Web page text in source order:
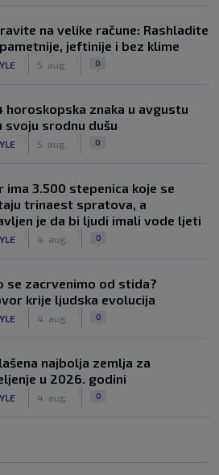
na velike račune: Rashladite
jeftinije i bez klime
5. aug. 0
horoskopska znaka u avgustu
svoju srodnu dušu
5. aug. 0
imа 3.500 stepenica koje se
trinaest spratova, a
je da bi ljudi imali vode ljeti
4. aug. 0
se zacrvenimo od stida?
krije ljudska evolucija
4. aug. 0
najbolja zemlja za
u 2026. godini
4. aug. 0